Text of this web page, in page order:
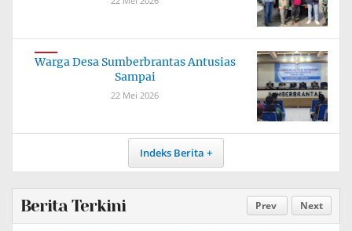
Warga Desa Sumberbrantas Antusias
Sampai
22 Mei 2026
Indeks Berita
Prev Next
Berita Terkini